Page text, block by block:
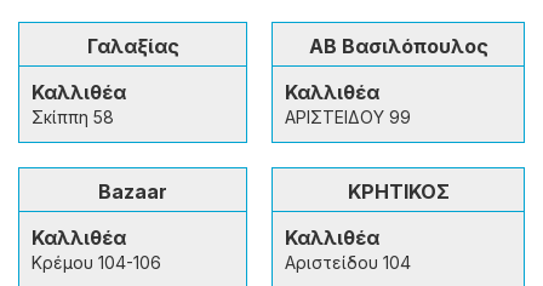
Γαλαξίας
Καλλιθέα
Σκίππη 58
ΑΒ Βασιλόπουλος
Καλλιθέα
ΑΡΙΣΤΕΙΔΟΥ 99
Bazaar
Καλλιθέα
Κρέμου 104-106
ΚΡΗΤΙΚΟΣ
Καλλιθέα
Αριστείδου 104